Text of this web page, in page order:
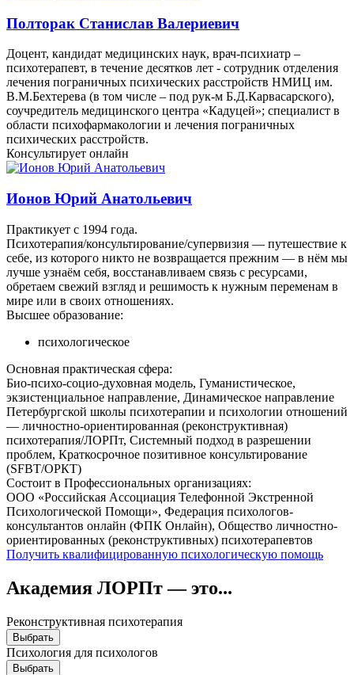
Полторак Станислав Валериевич
Доцент, кандидат медицинских наук, врач-психиатр –
психотерапевт, в течение десятков лет - сотрудник отделения
лечения пограничных психических расстройств НМИЦ им.
В.М.Бехтерева (в том числе – под рук-м Б.Д.Карвасарского),
соучредитель медицинского центра «Кадуцей»; специалист в
области психофармакологии и лечения пограничных
психических расстройств.
Консультирует онлайн
Ионов Юрий Анатольевич
Практикует с 1994 года.
Психотерапия/консультирование/супервизия — путешествие к
себе, из которого никто не возвращается прежним — в нём мы
лучше узнаём себя, восстанавливаем связь с ресурсами,
обретаем свежий взгляд и решимость к нужным переменам в
мире или в своих отношениях.
Высшее образование:
психологическое
Основная практическая сфера:
Био-психо-социо-духовная модель, Гуманистическое,
экзистенциальное направление, Динамическое направление
Петербургской школы психотерапии и психологии отношений
— личностно-ориентированная (реконструктивная)
психотерапия/ЛОРПт, Системный подход в разрешении
проблем, Краткосрочное позитивное консультирование
(SFBT/ОРКТ)
Состоит в Профессиональных организациях:
ООО «Российская Ассоциация Телефонной Экстренной
Психологической Помощи», Федерация психологов-
консультантов онлайн (ФПК Онлайн), Общество личностно-
ориентированных (реконструктивных) психотерапевтов
Получить квалифицированную психологическую помощь
Академия ЛОРПт — это...
Реконструктивная психотерапия
Выбрать
Психология для психологов
Выбрать